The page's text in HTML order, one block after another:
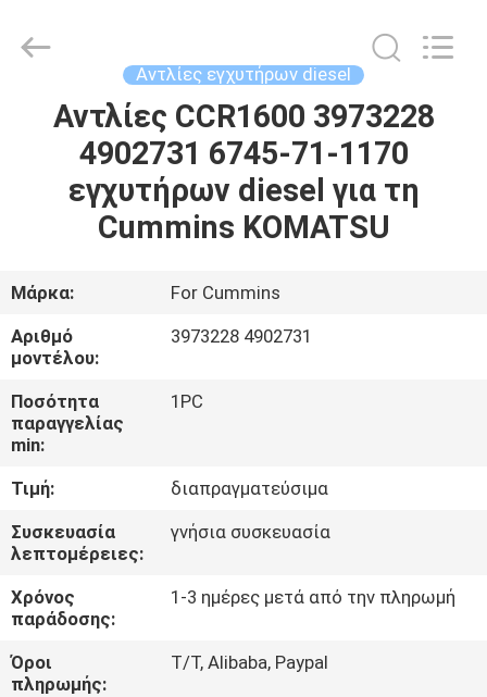
ΣΠΊΤΙ
ΠΡΟΪΌΝΤΑ
ΣΧΕΤΙΚΆ
ΜΕ
ΕΜΆΣ
ΣΤΟ
ΕΡΓΟΣΤΆΣΙΟ
ΈΛΕΓΧΟΣ
ΠΟΙΌΤΗΤΑΣ
Parts
Αντλίες εγχυτήρων diesel
Αντλίες CCR1600 3973228
4902731 6745-71-1170
εγχυτήρων diesel για τη
Cummins KOMATSU
Μάρκα:
For Cummins
Αριθμό
μοντέλου:
3973228 4902731
Ποσότητα
παραγγελίας
min:
1PC
Τιμή:
διαπραγματεύσιμα
Συσκευασία
λεπτομέρειες:
γνήσια συσκευασία
Χρόνος
παράδοσης:
1-3 ημέρες μετά από την πληρωμή
Όροι
πληρωμής:
T/T, Alibaba, Paypal